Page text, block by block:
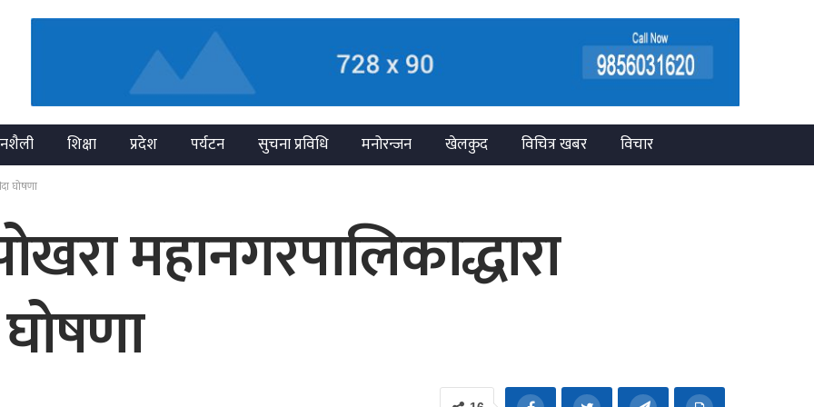
शिक्षा प्रदेश पर्यटन सुचना प्रविधि मनोरन्जन खेलकुद विचित्र खबर
विचार
घोषणा
महानगरपालिकाद्धारा